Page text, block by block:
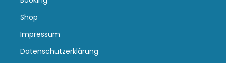
Shop
Impressum
Datenschutzerklärung